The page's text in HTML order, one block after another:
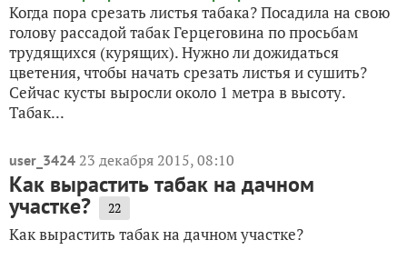
Когда пора срезать листья табака? Посадила на свою
голову рассадой табак Герцеговина по просьбам
трудящихся (курящих). Нужно ли дожидаться
цветения, чтобы начать срезать листья и сушить?
Сейчас кусты выросли около 1 метра в высоту.
Табак...
user_3424 23 декабря 2015, 08:10
Как вырастить табак на дачном
участке? 22
Как вырастить табак на дачном участке?